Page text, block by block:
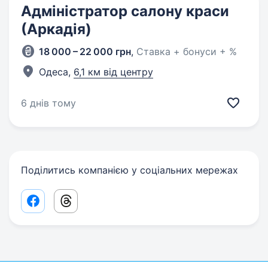
Адміністратор салону краси
(Аркадія)
18 000 – 22 000 грн, Ставка + бонуси + %
Одеса, 6,1 км від центру
6 днів тому
Поділитись компанією у соціальних мережах
Facebook share link
Threads share link